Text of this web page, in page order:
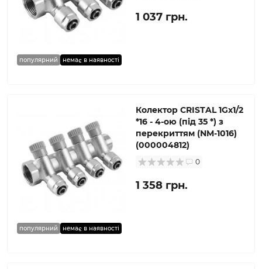
популярний немає в наявності
1 037 грн.
популярний немає в наявності
Колектор CRISTAL 1Gх1/2
*16 - 4-ою (під 35 *) з
перекриттям (NM-1016)
(000004812)
0
1 358 грн.